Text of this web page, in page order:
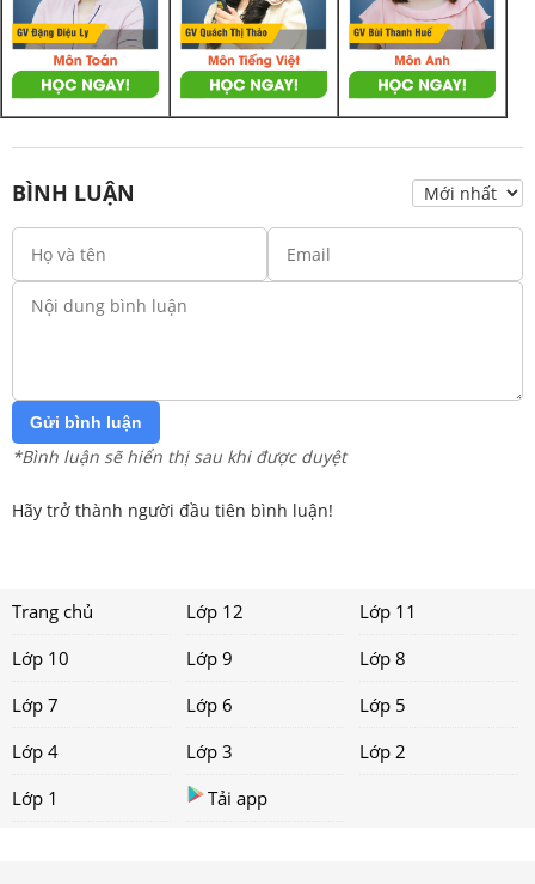
BÌNH LUẬN
Gửi bình luận
*Bình luận sẽ hiển thị sau khi được duyệt
Hãy trở thành người đầu tiên bình luận!
Trang chủ Lớp 12
Lớp 11
Lớp 10
Lớp 9
Lớp 8
Lớp 7
Lớp 6
Lớp 5
Lớp 4
Lớp 3
Lớp 2
Lớp 1
Tải app